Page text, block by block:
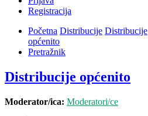
Registracija
Početna Distribucije Distribucije
općenito
Pretražnik
Distribucije općenito
Moderator/ica: Moderatori/ce